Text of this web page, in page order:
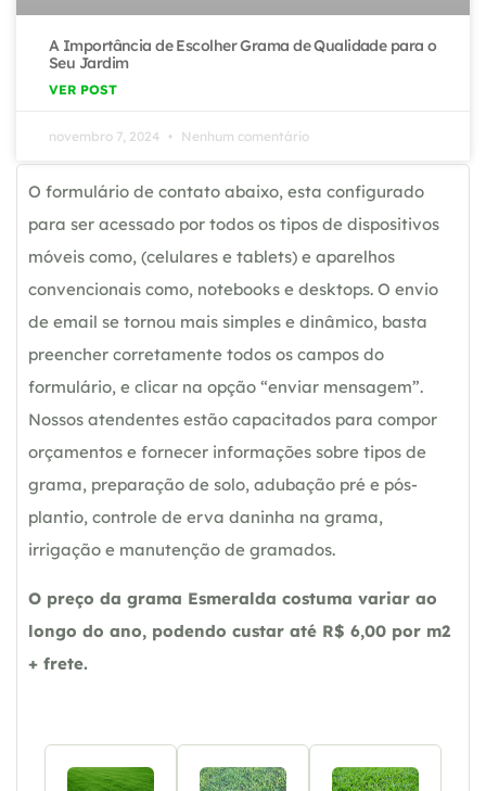
A Importância de Escolher Grama de Qualidade para o
Seu Jardim
VER POST
novembro 7, 2024 Nenhum comentário
O formulário de contato abaixo, esta configurado
para ser acessado por todos os tipos de dispositivos
móveis como, (celulares e tablets) e aparelhos
convencionais como, notebooks e desktops. O envio
de email se tornou mais simples e dinâmico, basta
preencher corretamente todos os campos do
formulário, e clicar na opção “enviar mensagem”.
Nossos atendentes estão capacitados para compor
orçamentos e fornecer informações sobre tipos de
grama, preparação de solo, adubação pré e pós-
plantio, controle de erva daninha na grama,
irrigação e manutenção de gramados.
O preço da grama Esmeralda costuma variar ao
longo do ano, podendo custar até R$ 6,00 por m2
+ frete.